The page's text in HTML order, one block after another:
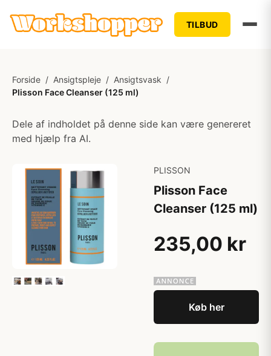
TILBUD
Forside / Ansigtspleje / Ansigtsvask /
Plisson Face Cleanser (125 ml)
Dele af indholdet på denne side kan være genereret
med hjælp fra AI.
PLISSON
Plisson Face
Cleanser (125 ml)
235,00 kr
Køb her